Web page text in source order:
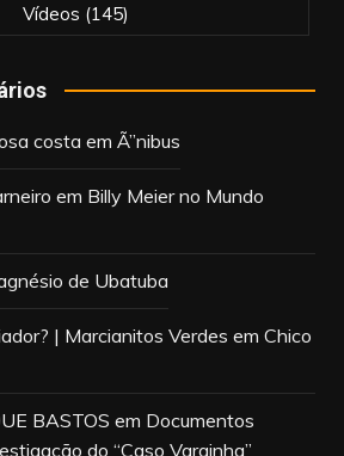
Vídeos (145)
costa em Ã”nibus
em Billy Meier no Mundo
de Ubatuba
| Marcianitos Verdes em Chico
BASTOS em Documentos
do “Caso Varginha”